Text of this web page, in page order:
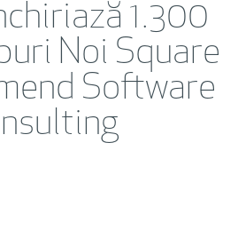
1.300
Noi Square
Software